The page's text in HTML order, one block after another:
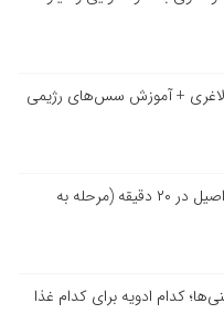
لاغری + آموزش سس‌های رژیمی
طرز تهیه اسپاگتی ایتالیایی اصیل در ۲۰ دقیقه (مرحله به
کدام ادویه برای کدام غذا